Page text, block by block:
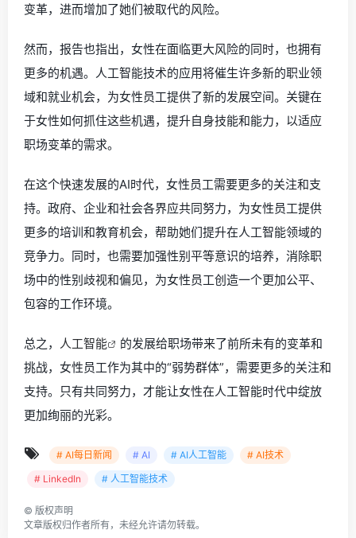
变革，进而增加了她们被取代的风险。
然而，报告也指出，女性在面临更大风险的同时，也拥有
更多的机遇。人工智能技术的应用将催生许多新的职业领
域和就业机会，为女性员工提供了新的发展空间。关键在
于女性如何抓住这些机遇，提升自身技能和能力，以适应
职场变革的需求。
在这个快速发展的AI时代，女性员工需要更多的关注和支
持。政府、企业和社会各界应共同努力，为女性员工提供
更多的培训和教育机会，帮助她们提升在人工智能领域的
竞争力。同时，也需要加强性别平等意识的培养，消除职
场中的性别歧视和偏见，为女性员工创造一个更加公平、
包容的工作环境。
总之， 人工智能
的发展给职场带来了前所未有的变革和
挑战，女性员工作为其中的“弱势群体”，需要更多的关注和
支持。只有共同努力，才能让女性在人工智能时代中绽放
更加绚丽的光彩。
# AI每日新闻 # AI # AI人工智能
# AI技术
# LinkedIn
# 人工智能技术
© 版权声明
文章版权归作者所有，未经允许请勿转载。